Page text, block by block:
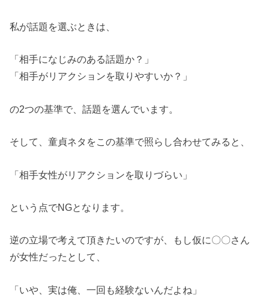
私が話題を選ぶときは、
「相手になじみのある話題か？」
「相手がリアクションを取りやすいか？」
の2つの基準で、話題を選んでいます。
そして、童貞ネタをこの基準で照らし合わせてみると、
「相手女性がリアクションを取りづらい」
という点でNGとなります。
逆の立場で考えて頂きたいのですが、もし仮に〇〇さん
が女性だったとして、
「いや、実は俺、一回も経験ないんだよね」